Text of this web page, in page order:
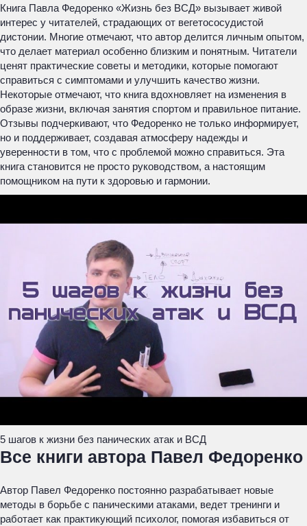
Книга Павла Федоренко «Жизнь без ВСД» вызывает живой
интерес у читателей, страдающих от вегетососудистой
дистонии. Многие отмечают, что автор делится личным опытом,
что делает материал особенно близким и понятным. Читатели
ценят практические советы и методики, которые помогают
справиться с симптомами и улучшить качество жизни.
Некоторые отмечают, что книга вдохновляет на изменения в
образе жизни, включая занятия спортом и правильное питание.
Отзывы подчеркивают, что Федоренко не только информирует,
но и поддерживает, создавая атмосферу надежды и
уверенности в том, что с проблемой можно справиться. Эта
книга становится не просто руководством, а настоящим
помощником на пути к здоровью и гармонии.
5 шагов к жизни без панических атак и ВСД
Все книги автора Павел Федоренко
Автор Павел Федоренко постоянно разрабатывает новые
методы в борьбе с паническими атаками, ведет тренинги и
работает как практикующий психолог, помогая избавиться от